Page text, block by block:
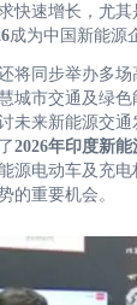
快速增长，尤
成为中国新能源
将同步举办多
城市交通及绿
未来新能源交
2026年印度新
源电动车及充
的重要机会。